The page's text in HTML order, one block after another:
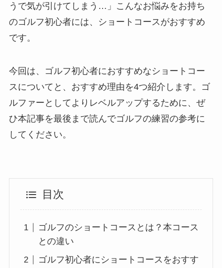
うで気が引けてしまう…」こんなお悩みをお持ち
のゴルフ初心者には、ショートコースがおすすめ
です。
今回は、ゴルフ初心者におすすめなショートコー
スについてと、おすすめ理由を4つ紹介します。ゴ
ルファーとしてよりレベルアップするために、ぜ
ひ本記事を最後まで読んでゴルフの練習の参考に
してください。
目次
ゴルフのショートコースとは？本コース
との違い
ゴルフ初心者にショートコースをおすす